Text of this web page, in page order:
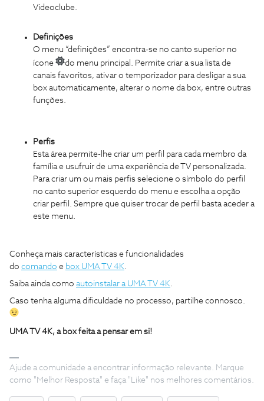
Videoclube.
Definições
O menu “definições” encontra-se no canto superior no
ícone
do menu principal. Permite criar a sua lista de
canais favoritos, ativar o temporizador para desligar a sua
box automaticamente, alterar o nome da box, entre outras
funções.
Perfis
Esta área permite-lhe criar um perfil para cada membro da
família e usufruir de uma experiência de TV personalizada.
Para criar um ou mais perfis selecione o símbolo do perfil
no canto superior esquerdo do menu e escolha a opção
criar perfil. Sempre que quiser trocar de perfil basta aceder a
este menu.
Conheça mais características e funcionalidades
do comando e box UMA TV 4K.
Saiba ainda como autoinstalar a UMA TV 4K.
Caso tenha alguma dificuldade no processo, partilhe connosco.
UMA TV 4K, a box feita a pensar em si!
Ajude a comunidade a encontrar informação relevante. Marque
como "Melhor Resposta" e faça "Like" nos melhores comentários.